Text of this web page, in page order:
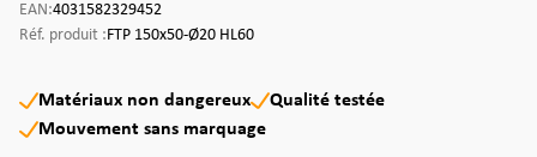
EAN:4031582329452
Réf. produit :FTP 150x50-Ø20 HL60
Matériaux non dangereux
Qualité testée
Mouvement sans marquage